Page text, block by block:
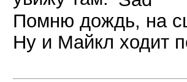
Помню дождь, на
Ну и Майкл ходит